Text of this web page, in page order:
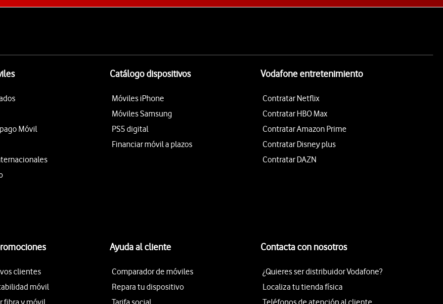
Móvil
Catálogo dispositivos
Móviles iPhone
Móviles Samsung
PS5 digital
Financiar móvil a plazos
Vodafone entretenimiento
Contratar Netflix
Contratar HBO Max
Contratar Amazon Prime
Contratar Disney plus
Contratar DAZN
clientes
móvil
fibra y móvil
Ayuda al cliente
Comparador de móviles
Repara tu dispositivo
Tarifa social
Contacta con nosotros
¿Quieres ser distribuidor Vodafone?
Localiza tu tienda física
Teléfonos de atención al cliente